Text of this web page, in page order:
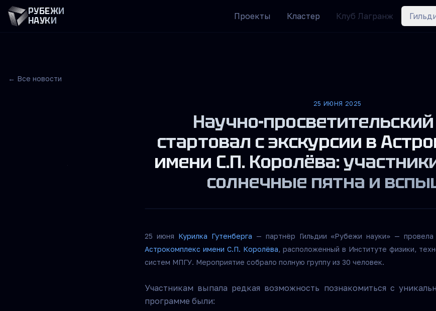
РУБЕЖИ
НАУКИ
Проекты Кластер Клуб Лагранж
← Все новости
25 ИЮНЯ 2025
Научно-
стартовал с экскурсии в
имени С.П. Королёва:
солнечные пятна и
25 июня Курилка Гутенберга — партнёр Гильдии «Рубежи науки» —
Астрокомплекс имени С.П. Королёва, расположенный в Институте физики,
систем МПГУ. Мероприятие собрало полную группу из 30 человек.
Участникам выпала редкая возможность познакомиться с
программе были: